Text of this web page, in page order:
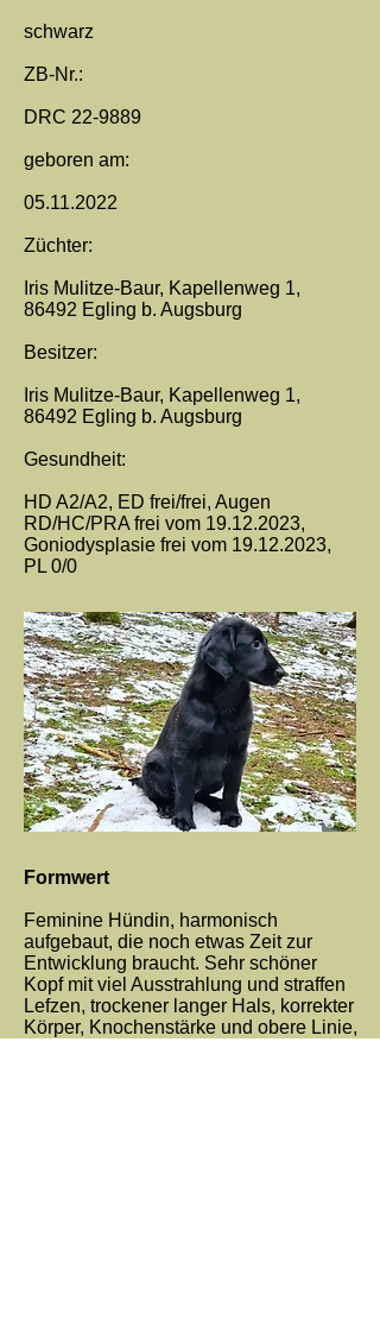
schwarz
ZB-Nr.:
DRC 22-9889
geboren am:
05.11.2022
Züchter:
Iris Mulitze-Baur, Kapellenweg 1,
86492 Egling b. Augsburg
Besitzer:
Iris Mulitze-Baur, Kapellenweg 1,
86492 Egling b. Augsburg
Gesundheit:
HD A2/A2, ED frei/frei, Augen
RD/HC/PRA frei vom 19.12.2023,
Goniodysplasie frei vom 19.12.2023,
PL 0/0
Formwert
Feminine Hündin, harmonisch
aufgebaut, die noch etwas Zeit zur
Entwicklung braucht. Sehr schöner
Kopf mit viel Ausstrahlung und straffen
Lefzen, trockener langer Hals, korrekter
Körper, Knochenstärke und obere Linie,